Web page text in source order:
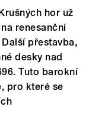
hor už
renesanční
přestavba,
desky nad
Tuto barokní
pro které se